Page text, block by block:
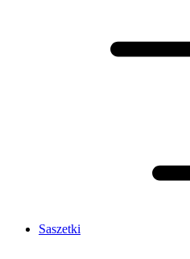
Saszetki